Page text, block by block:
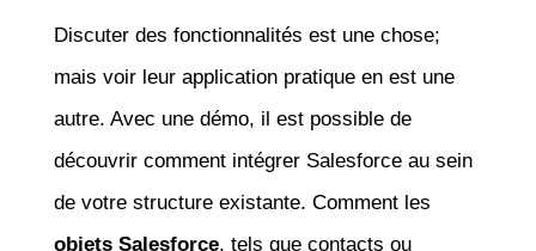
Discuter des fonctionnalités est une chose;
mais voir leur application pratique en est une
autre. Avec une démo, il est possible de
découvrir comment intégrer Salesforce au sein
de votre structure existante. Comment les
objets Salesforce, tels que contacts ou